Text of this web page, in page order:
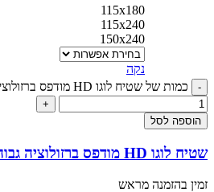
115x180
115x240
150x240
נקה
כמות של שטיח לוגו HD מודפס ברזולוציה גבוהה דגם לוגו-מאט HD
הוספה לסל
שטיח לוגו HD מודפס ברזולוציה גבוהה דגם לוגו-מאט HD
זמין בהזמנה מראש